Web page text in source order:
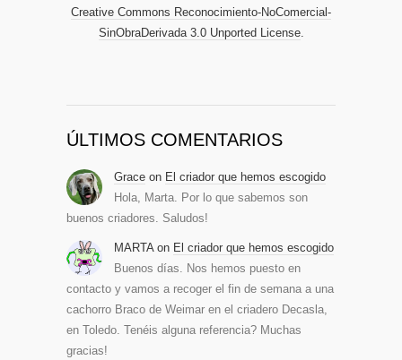
Creative Commons Reconocimiento-NoComercial-
SinObraDerivada 3.0 Unported License.
ÚLTIMOS COMENTARIOS
Grace on El criador que hemos escogido
Hola, Marta. Por lo que sabemos son
buenos criadores. Saludos!
MARTA on El criador que hemos escogido
Buenos días. Nos hemos puesto en
contacto y vamos a recoger el fin de semana a una
cachorro Braco de Weimar en el criadero Decasla,
en Toledo. Tenéis alguna referencia? Muchas
gracias!